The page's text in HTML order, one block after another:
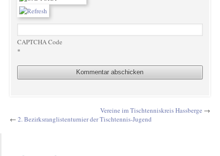
CAPTCHA Code
*
Vereine im Tischtenniskreis Hassberge →
← 2. Bezirksranglistenturnier der Tischtennis-Jugend